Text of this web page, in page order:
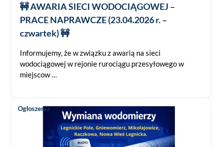
🚧 AWARIA SIECI WODOCIĄGOWEJ –
PRACE NAPRAWCZE (23.04.2026 r. –
czwartek) 🚧
Informujemy, że w związku z awarią na sieci
wodociągowej w rejonie rurociągu przesyłowego w
miejscow …
Ogłoszenia